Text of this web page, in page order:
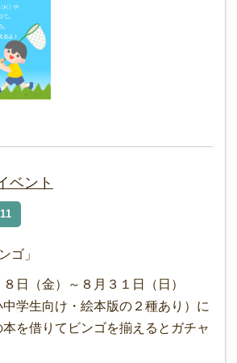
ベント
ゴ」
日（金）～８月３１日（日）
学生向け・絵本版の２種あり）に
を借りてビンゴを揃えるとガチャ